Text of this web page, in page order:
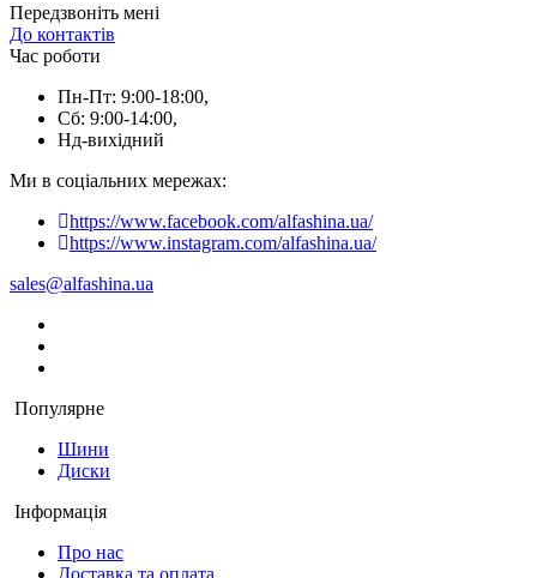
Передзвоніть мені
До контактів
Час роботи
Пн-Пт: 9:00-18:00,
Сб: 9:00-14:00,
Нд-вихідний
Ми в соціальних мережах:
https://www.facebook.com/alfashina.ua/
https://www.instagram.com/alfashina.ua/
sales@alfashina.ua
Популярне
Шини
Диски
Інформація
Про нас
Доставка та оплата